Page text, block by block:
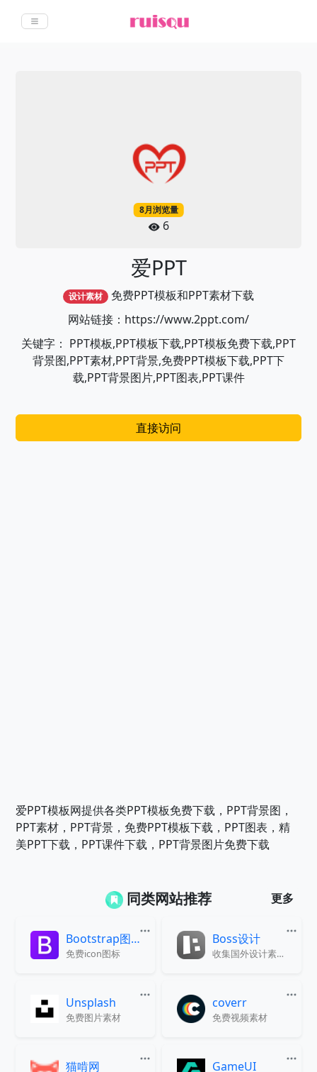
8月浏览量
6
爱PPT
设计素材 免费PPT模板和PPT素材下载
网站链接：https://www.2ppt.com/
关键字： PPT模板,PPT模板下载,PPT模板免费下载,PPT
背景图,PPT素材,PPT背景,免费PPT模板下载,PPT下
载,PPT背景图片,PPT图表,PPT课件
直接访问
爱PPT模板网提供各类PPT模板免费下载，PPT背景图，
PPT素材，PPT背景，免费PPT模板下载，PPT图表，精
美PPT下载，PPT课件下载，PPT背景图片免费下载
同类网站推荐 更多
Bootstrap图标库
免费icon图标
Boss设计
收集国外设计素材网站的资源平台
Unsplash
免费图片素材
coverr
免费视频素材
猫啃网 GameUI